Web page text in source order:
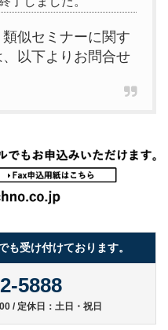
似セミナーに関す
以下よりお問合せ
も受け付けております。
5888
/ 定休日：土日・祝日